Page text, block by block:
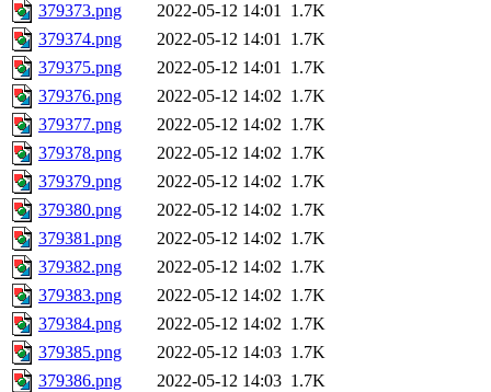
379373.png
2022-05-12 14:01 1.7K
379374.png
2022-05-12 14:01 1.7K
379375.png
2022-05-12 14:01 1.7K
379376.png
2022-05-12 14:02 1.7K
379377.png
2022-05-12 14:02 1.7K
379378.png
2022-05-12 14:02 1.7K
379379.png
2022-05-12 14:02 1.7K
379380.png
2022-05-12 14:02 1.7K
379381.png
2022-05-12 14:02 1.7K
379382.png
2022-05-12 14:02 1.7K
379383.png
2022-05-12 14:02 1.7K
379384.png
2022-05-12 14:02 1.7K
379385.png
2022-05-12 14:03 1.7K
379386.png
2022-05-12 14:03 1.7K